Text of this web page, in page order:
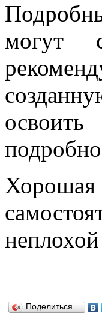
могут
Поделиться…